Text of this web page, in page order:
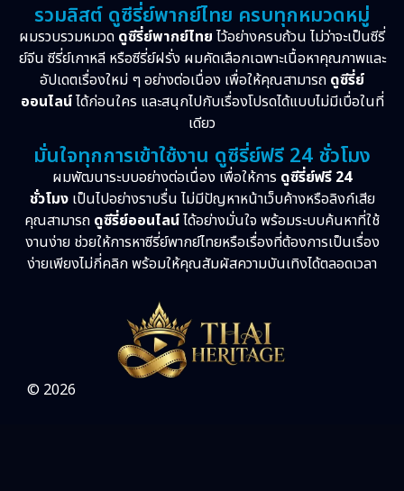
รวมลิสต์ ดูซีรี่ย์พากย์ไทย ครบทุกหมวดหมู่
ผมรวบรวมหมวด ดูซีรี่ย์พากย์ไทย ไว้อย่างครบถ้วน ไม่ว่าจะเป็นซีรี่
ย์จีน ซีรี่ย์เกาหลี หรือซีรี่ย์ฝรั่ง ผมคัดเลือกเฉพาะเนื้อหาคุณภาพและ
อัปเดตเรื่องใหม่ ๆ อย่างต่อเนื่อง เพื่อให้คุณสามารถ ดูซีรี่ย์
ออนไลน์ได้ก่อนใคร และสนุกไปกับเรื่องโปรดได้แบบไม่มีเบื่อในที่
เดียว
มั่นใจทุกการเข้าใช้งาน ดูซีรี่ย์ฟรี 24 ชั่วโมง
ผมพัฒนาระบบอย่างต่อเนื่อง เพื่อให้การ ดูซีรี่ย์ฟรี 24
ชั่วโมงเป็นไปอย่างราบรื่น ไม่มีปัญหาหน้าเว็บค้างหรือลิงก์เสีย
คุณสามารถ ดูซีรี่ย์ออนไลน์ได้อย่างมั่นใจ พร้อมระบบค้นหาที่ใช้
งานง่าย ช่วยให้การหาซีรี่ย์พากย์ไทยหรือเรื่องที่ต้องการเป็นเรื่อง
ง่ายเพียงไม่กี่คลิก พร้อมให้คุณสัมผัสความบันเทิงได้ตลอดเวลา
© 2026